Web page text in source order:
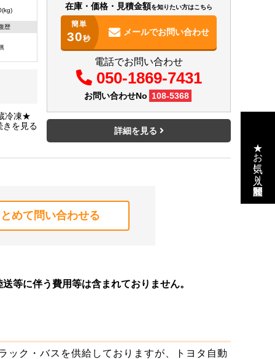
歴
冷凍★
メラ★
在庫・価格・見積金額を知りたい方はこちら
簡単
30秒
メールでお問い合わせ
電話でお問い合わせ
050-1869-7431
お問い合わせNo 108-5368
詳細を見る
めて問い合わせる
等に伴う費用等は含まれておりません。
ック・バスを供給しておりますが、トヨタ自動
★お気に入り・閲覧履歴